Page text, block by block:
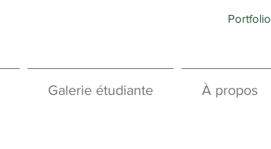
Portfolio
Galerie étudiante À propos